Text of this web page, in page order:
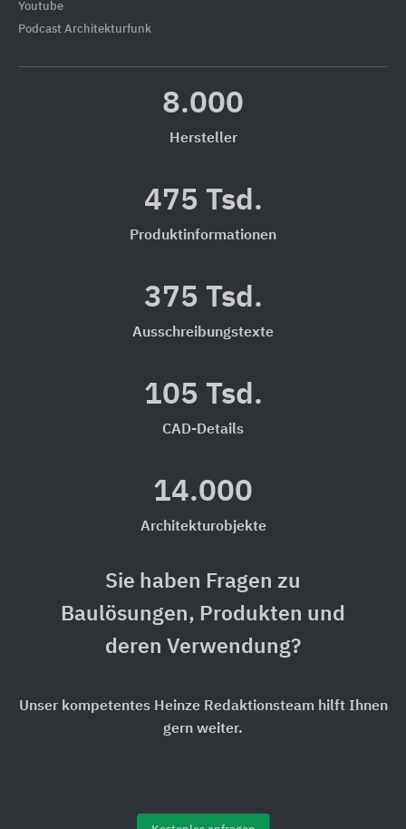
Youtube
Podcast Architekturfunk
8.000
Hersteller
475 Tsd.
Produktinformationen
375 Tsd.
Ausschreibungstexte
105 Tsd.
CAD-Details
14.000
Architekturobjekte
Sie haben Fragen zu
Baulösungen, Produkten und
deren Verwendung?
Unser kompetentes Heinze Redaktionsteam hilft Ihnen
gern weiter.